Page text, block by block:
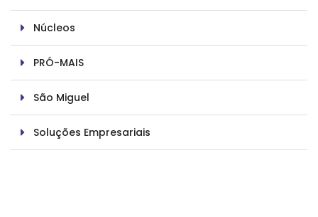
Núcleos
PRÓ-MAIS
São Miguel
Soluções Empresariais